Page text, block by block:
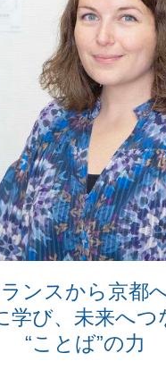
ンスから京都へ
学び、未来へつ
“ことば”の力